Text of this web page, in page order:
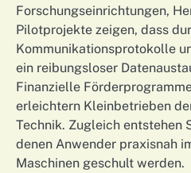
Forschungseinrichtungen,
Pilotprojekte zeigen, dass
Kommunikationsprotokolle
ein reibungsloser
Finanzielle
erleichtern Kleinbetrieben
Technik. Zugleich entstehen
denen Anwender praxisnah
Maschinen geschult werden.